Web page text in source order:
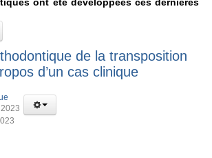
ont été développées ces dernières
de la transposition
d’un cas clinique